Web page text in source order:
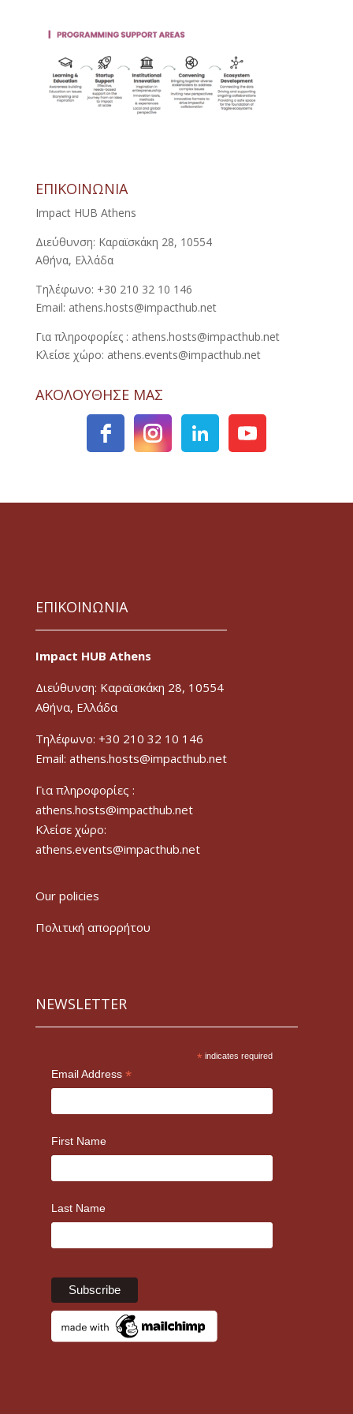
ΕΠΙΚΟΙΝΩΝΙΑ
Impact HUB Athens
Διεύθυνση: Καραϊσκάκη 28, 10554
Αθήνα, Ελλάδα
Τηλέφωνο: +30 210 32 10 146
Email: athens.hosts@impacthub.net
Για πληροφορίες : athens.hosts@impacthub.net
Κλείσε χώρο: athens.events@impacthub.net
ΑΚΟΛΟΥΘΗΣΕ ΜΑΣ
ΕΠΙΚΟΙΝΩΝΙΑ
Impact HUB Athens
Διεύθυνση: Καραϊσκάκη 28, 10554
Αθήνα, Ελλάδα
Τηλέφωνο: +30 210 32 10 146
Email: athens.hosts@impacthub.net
Για πληροφορίες :
athens.hosts@impacthub.net
Κλείσε χώρο:
athens.events@impacthub.net
Our policies
Πολιτική απορρήτου
NEWSLETTER
* indicates required
Email Address *
First Name
Last Name